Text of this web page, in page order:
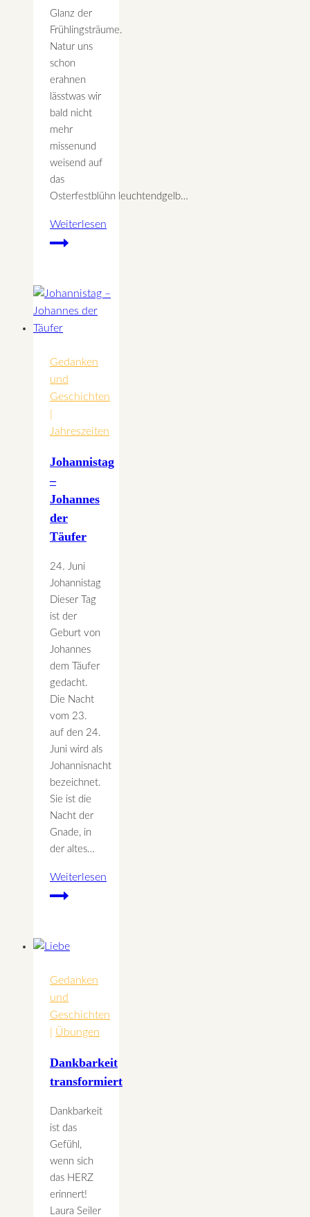
Glanz der
Frühlingsträume.
Natur uns
schon
erahnen
lässtwas wir
bald nicht
mehr
missenund
weisend auf
das
Osterfestblühn leuchtendgelb…
Weiterlesen
Ostern
Gedanken
und
Geschichten
Jahreszeiten
Johannistag
–
Johannes
der
Täufer
24. Juni
Johannistag
Dieser Tag
ist der
Geburt von
Johannes
dem Täufer
gedacht.
Die Nacht
vom 23.
auf den 24.
Juni wird als
Johannisnacht
bezeichnet.
Sie ist die
Nacht der
Gnade, in
der altes…
Weiterlesen
Johannistag
der
Gedanken
und
Geschichten
Übungen
Dankbarkeit
transformiert
Dankbarkeit
ist das
Gefühl,
wenn sich
das HERZ
erinnert!
Laura Seiler